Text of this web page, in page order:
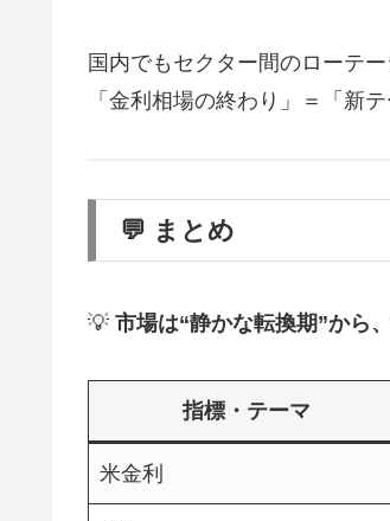
国内でもセクター間のローテ
「金利相場の終わり」＝「新
💬 まとめ
💡 市場は“静かな転換期”から
指標・テーマ
米金利